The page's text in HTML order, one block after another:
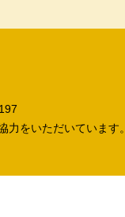
をいただいています。